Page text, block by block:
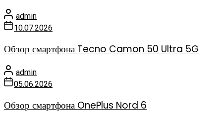
admin
10.07.2026
Обзор смартфона Tecno Camon 50 Ultra 5G
admin
05.06.2026
Обзор смартфона OnePlus Nord 6